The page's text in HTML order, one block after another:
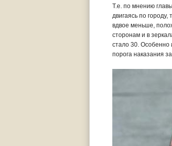
Т.е. по мнению
двигаясь по
вдвое меньше,
сторонам и в
стало 30. Особенно
порога наказания